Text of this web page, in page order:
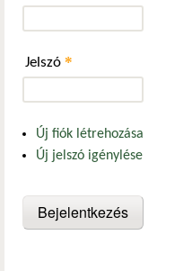
Jelszó *
Új fiók létrehozása
Új jelszó igénylése